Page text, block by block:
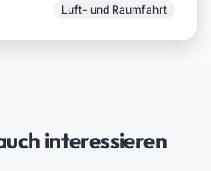
Luft- und Raumfahrt
interessieren